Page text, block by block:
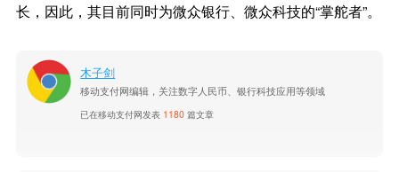
长，因此，其目前同时为微众银行、微众科技的“掌舵者”。
木子剑
移动支付网编辑，关注数字人民币、银行科技应用等领域
已在移动支付网发表 1180 篇文章